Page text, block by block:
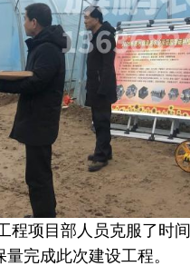
程项目部人员克服了时
完成此次建设工程。